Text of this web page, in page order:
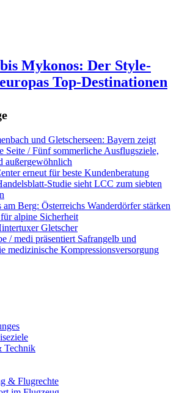
Mykonos: Der Style-
Top-Destinationen
und Gletscherseen: Bayern zeigt
Seite / Fünf sommerliche Ausflugsziele,
außergewöhnlich
erneut für beste Kundenberatung
Studie sieht LCC zum siebten
am Berg: Österreichs Wanderdörfer stärken
alpine Sicherheit
Gletscher
/ medi präsentiert Safrangelb und
medizinische Kompressionsversorgung
Technik
& Flugrechte